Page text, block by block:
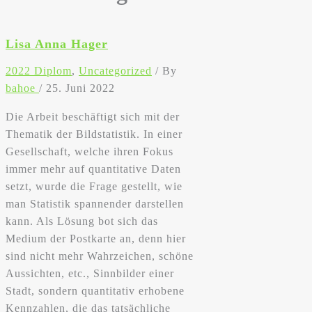
Lisa Anna Hager
2022 Diplom, Uncategorized / By
bahoe / 25. Juni 2022
Die Arbeit beschäftigt sich mit der
Thematik der Bildstatistik. In einer
Gesellschaft, welche ihren Fokus
immer mehr auf quantitative Daten
setzt, wurde die Frage gestellt, wie
man Statistik spannender darstellen
kann. Als Lösung bot sich das
Medium der Postkarte an, denn hier
sind nicht mehr Wahrzeichen, schöne
Aussichten, etc., Sinnbilder einer
Stadt, sondern quantitativ erhobene
Kennzahlen, die das tatsächliche